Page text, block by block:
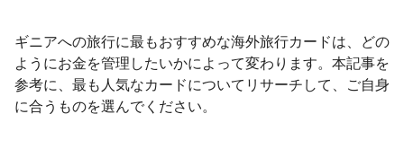
ギニアへの旅行に最もおすすめな海外旅行カードは、どの
ようにお金を管理したいかによって変わります。本記事を
参考に、最も人気なカードについてリサーチして、ご自身
に合うものを選んでください。